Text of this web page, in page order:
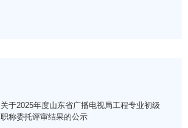
关于2025年度山东省广播电视局工程专业初级
职称委托评审结果的公示